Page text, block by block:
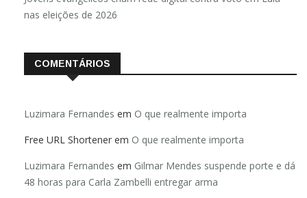
nas eleições de 2026
COMENTÁRIOS
Luzimara Fernandes em O que realmente importa
Free URL Shortener em O que realmente importa
Luzimara Fernandes em Gilmar Mendes suspende porte e dá
48 horas para Carla Zambelli entregar arma